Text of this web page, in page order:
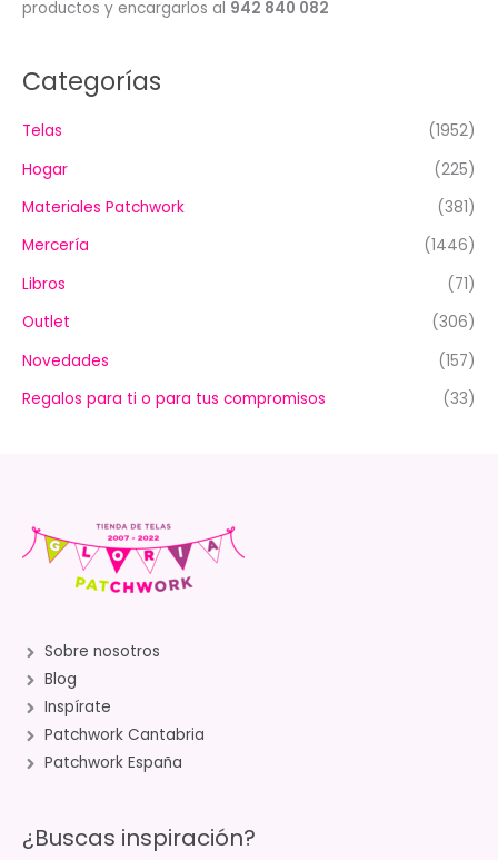
productos y encargarlos al 942 840 082
Categorías
Telas
(1952)
Hogar
(225)
Materiales Patchwork
(381)
Mercería
(1446)
Libros
(71)
Outlet
(306)
Novedades
(157)
Regalos para ti o para tus compromisos
(33)
Sobre nosotros
Blog
Inspírate
Patchwork Cantabria
Patchwork España
¿Buscas inspiración?